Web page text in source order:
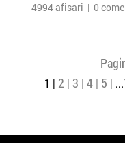
4994 afisari | 0
1 2 3 4 5 ...